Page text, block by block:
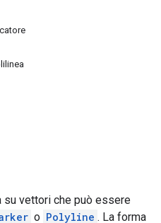
su vettori che può essere
o Polyline . La forma